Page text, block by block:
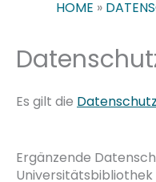
HOME »
Es gilt die
Ergänzende
Universitätsbibliothek